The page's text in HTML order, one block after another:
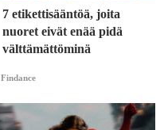
7 etikettisääntöä, joita
nuoret eivät enää pidä
välttämättöminä
Findance